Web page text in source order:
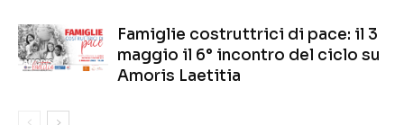
Famiglie costruttrici di pace: il 3
maggio il 6° incontro del ciclo su
Amoris Laetitia